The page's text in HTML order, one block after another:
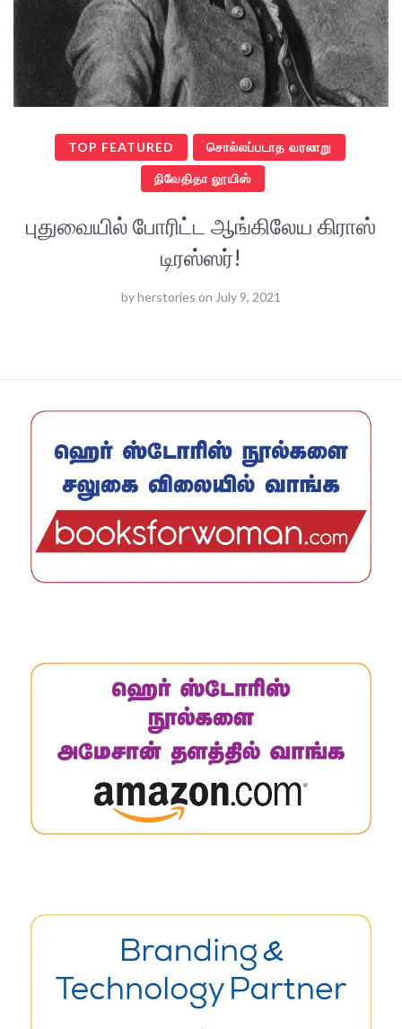
TOP FEATURED சொல்லப்படாத வரலாறு
நிவேதிதா லூயிஸ்
புதுவையில் போரிட்ட ஆங்கிலேய கிராஸ்
டிரஸ்ஸர்!
byherstories on July 9, 2021